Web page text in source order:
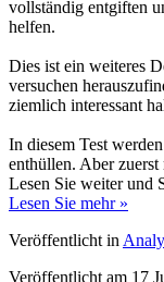
Dies ist ein weiteres
ziemlich interessant
In diesem Test
Lesen Sie weiter und
Lesen Sie mehr »
Veröffentlicht in
Veröffentlicht am 17